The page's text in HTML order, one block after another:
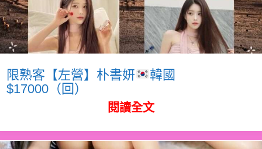
限熟客【左營】朴書妍
韓國
$17000（回）
閱讀全文